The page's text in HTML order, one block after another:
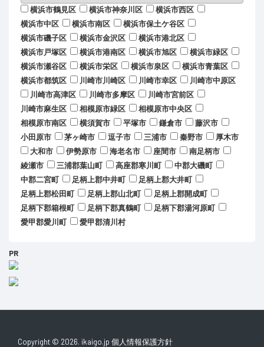
横浜市鶴見区 横浜市神奈川区
横浜市西区
横浜市中区
横浜市南区
横浜市保土ケ谷区
横浜市磯子区
横浜市金沢区
横浜市港北区
横浜市戸塚区
横浜市港南区 横浜市旭区
横浜市緑区
横浜市瀬谷区
横浜市栄区 横浜市泉区
横浜市青葉区
横浜市都筑区
川崎市川崎区 川崎市幸区
川崎市中原区
川崎市高津区
川崎市多摩区
川崎市宮前区
川崎市麻生区
相模原市緑区
相模原市中央区
相模原市南区
横須賀市 平塚市 鎌倉市
藤沢市
小田原市
茅ヶ崎市 逗子市 三浦市 秦野市
厚木市
大和市
伊勢原市 海老名市 座間市
南足柄市
綾瀬市
三浦郡葉山町 高座郡寒川町
中郡大磯町
中郡二宮町
足柄上郡中井町
足柄上郡大井町
足柄上郡松田町
足柄上郡山北町
足柄上郡開成町
足柄下郡箱根町
足柄下郡真鶴町
足柄下郡湯河原町
愛甲郡愛川町
愛甲郡清川村
PR
Copyright © 2026. ikaigo.jp 個人情報保護方針